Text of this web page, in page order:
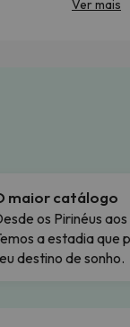
Ver mais
maior catálogo
os Pirinéus
a estadia que
destino de sonho.